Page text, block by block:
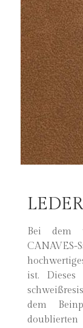
LEDER
Bei dem
ist. Dieses
dem